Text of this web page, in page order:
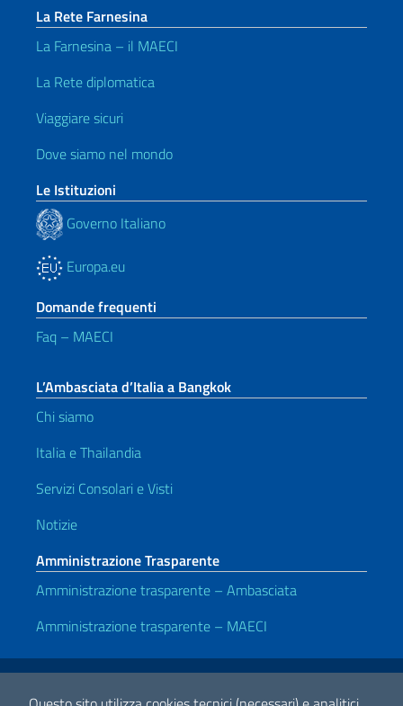
La Rete Farnesina
La Farnesina – il MAECI
La Rete diplomatica
Viaggiare sicuri
Dove siamo nel mondo
Le Istituzioni
Governo Italiano
Europa.eu
Domande frequenti
Faq – MAECI
L’Ambasciata d’Italia a Bangkok
Chi siamo
Italia e Thailandia
Servizi Consolari e Visti
Notizie
Amministrazione Trasparente
Amministrazione trasparente – Ambasciata
Amministrazione trasparente – MAECI
Link Utili